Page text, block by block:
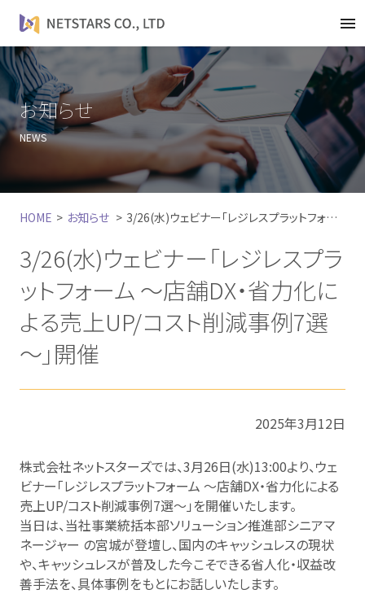
t
o
g
l
e
n
a
v
i
お知らせ
NEWS
HOME お知らせ 3/26(水)ウェビナー「レジレスプラットフォーム ～店舗DX・省力化による売上UP/コスト削減事例7選～」開催
3/26(水)ウェビナー「レジレスプラ
ットフォーム ～店舗DX・省力化に
よる売上UP/コスト削減事例7選
～」開催
2025年3月12日
株式会社ネットスターズでは、3月26日(水)13:00より、ウェ
ビナー「レジレスプラットフォーム ～店舗DX・省力化による​​
売上UP/コスト削減​事例7選～」を開催いたします。
当日は、当社事業統括本部ソリューション推進部シニアマ
ネージャー の宮城が登壇し、国内のキャッシュレスの現状
や、キャッシュレスが普及した今こそできる​省人化・収益改
善手法を、具体事例をもとにお話しいたします。